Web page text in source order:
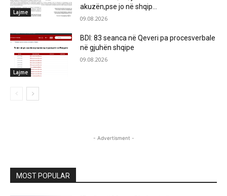
Lajme
akuzën,pse jo në shqip...
09.08.2026
Lajme
BDI: 83 seanca në Qeveri pa procesverbale
në gjuhën shqipe
09.08.2026
- Advertisment -
MOST POPULAR